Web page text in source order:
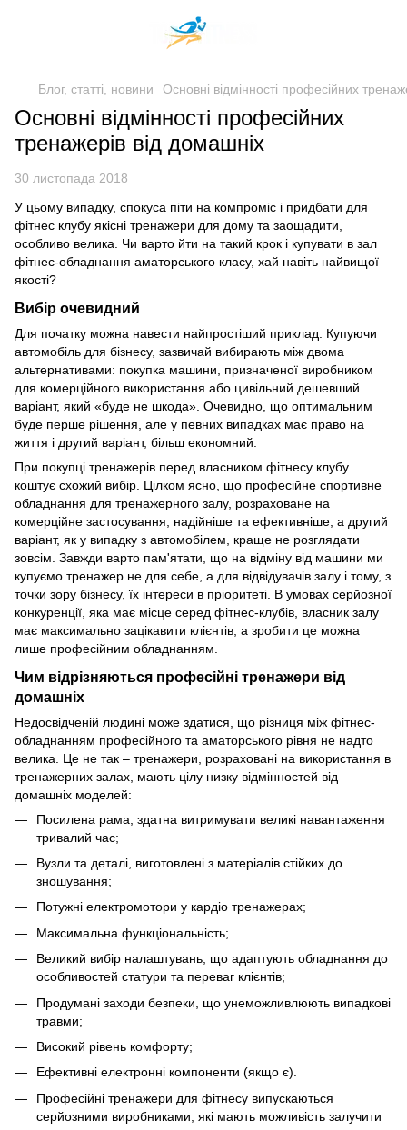
Блог, статті, новини Основні відмінності професійних
Основні відмінності професійних
тренажерів від домашніх
30 листопада 2018
У цьому випадку, спокуса піти на компроміс і придбати для
фітнес клубу якісні тренажери для дому та заощадити,
особливо велика. Чи варто йти на такий крок і купувати в зал
фітнес-обладнання аматорського класу, хай навіть найвищої
якості?
Вибір очевидний
Для початку можна навести найпростіший приклад. Купуючи
автомобіль для бізнесу, зазвичай вибирають між двома
альтернативами: покупка машини, призначеної виробником
для комерційного використання або цивільний дешевший
варіант, який «буде не шкода». Очевидно, що оптимальним
буде перше рішення, але у певних випадках має право на
життя і другий варіант, більш економний.
При покупці тренажерів перед власником фітнесу клубу
коштує схожий вибір. Цілком ясно, що професійне спортивне
обладнання для тренажерного залу, розраховане на
комерційне застосування, надійніше та ефективніше, а другий
варіант, як у випадку з автомобілем, краще не розглядати
зовсім. Завжди варто пам'ятати, що на відміну від машини ми
купуємо тренажер не для себе, а для відвідувачів залу і тому, з
точки зору бізнесу, їх інтереси в пріоритеті. В умовах серйозної
конкуренції, яка має місце серед фітнес-клубів, власник залу
має максимально зацікавити клієнтів, а зробити це можна
лише професійним обладнанням.
Чим відрізняються професійні тренажери від
домашніх
Недосвідченій людині може здатися, що різниця між фітнес-
обладнанням професійного та аматорського рівня не надто
велика. Це не так – тренажери, розраховані на використання в
тренажерних залах, мають цілу низку відмінностей від
домашніх моделей:
Посилена рама, здатна витримувати великі навантаження
тривалий час;
Вузли та деталі, виготовлені з матеріалів стійких до
зношування;
Потужні електромотори у кардіо тренажерах;
Максимальна функціональність;
Великий вибір налаштувань, що адаптують обладнання до
особливостей статури та переваг клієнтів;
Продумані заходи безпеки, що унеможливлюють випадкові
травми;
Високий рівень комфорту;
Ефективні електронні компоненти (якщо є).
Професійні тренажери для фітнесу випускаються
серйозними виробниками, які мають можливість залучити